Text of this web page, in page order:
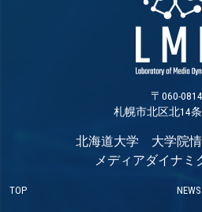
〒060-0814
札幌市北区北14
北海道大学 大学院
メディアダイナミ
TOP NEWS